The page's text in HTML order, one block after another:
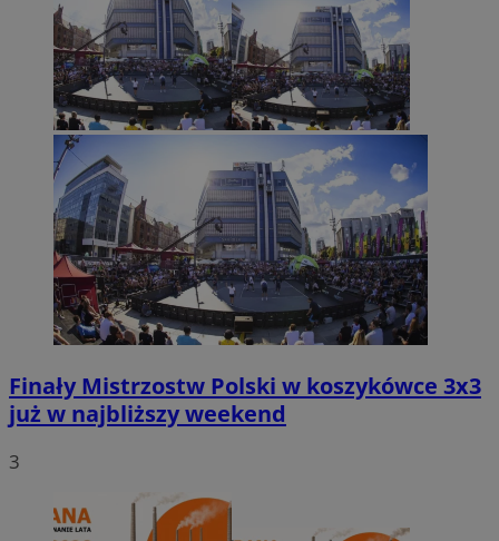
Finały Mistrzostw Polski w koszykówce 3x3
już w najbliższy weekend
3